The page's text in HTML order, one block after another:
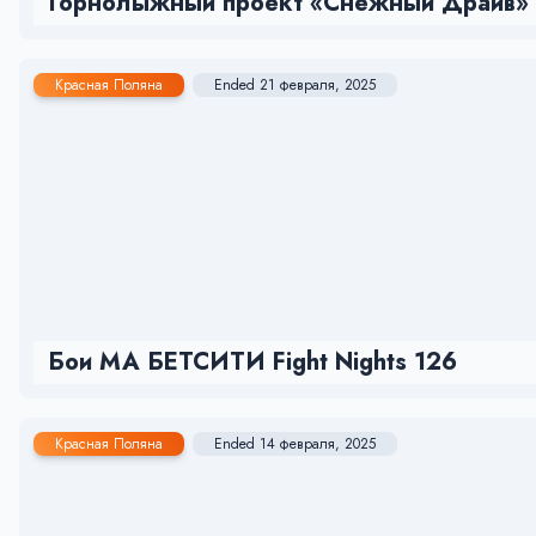
Красная Поляна Ended 21 февраля, 2025
Бои МА БЕТСИТИ Fight Nights 126
Красная Поляна Ended 14 февраля, 2025